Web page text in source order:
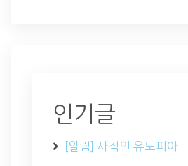
인기글
[알림] 사적인 유토피아